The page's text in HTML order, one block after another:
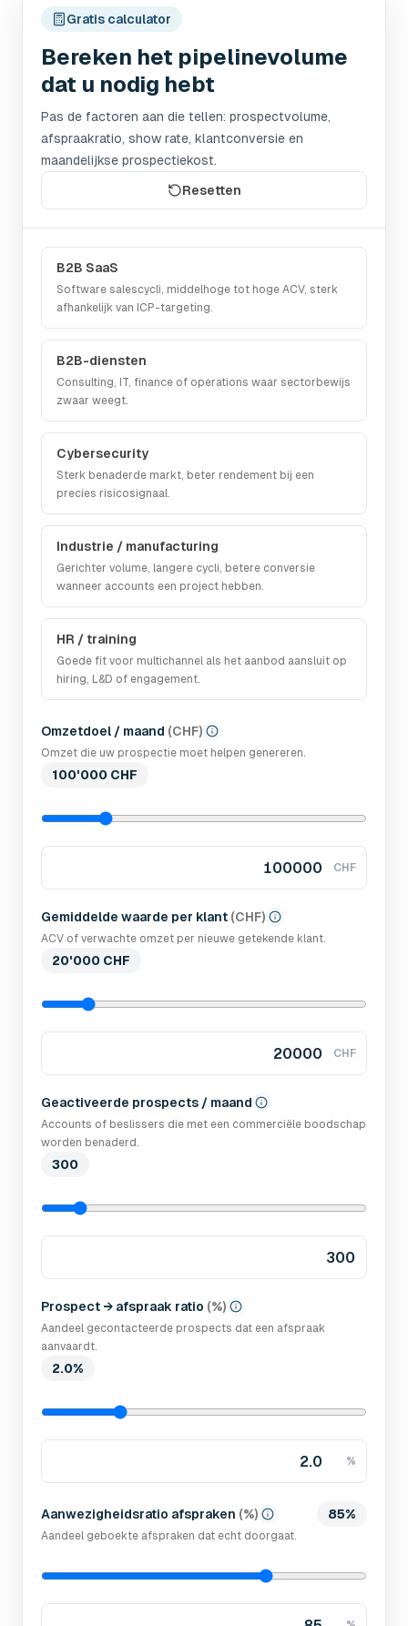
Gratis calculator
Bereken het pipelinevolume
dat u nodig hebt
Pas de factoren aan die tellen: prospectvolume,
afspraakratio, show rate, klantconversie en
maandelijkse prospectiekost.
Resetten
B2B SaaS
Software salescycli, middelhoge tot hoge ACV, sterk
afhankelijk van ICP-targeting.
B2B-diensten
Consulting, IT, finance of operations waar sectorbewijs
zwaar weegt.
Cybersecurity
Sterk benaderde markt, beter rendement bij een
precies risicosignaal.
Industrie / manufacturing
Gerichter volume, langere cycli, betere conversie
wanneer accounts een project hebben.
HR / training
Goede fit voor multichannel als het aanbod aansluit op
hiring, L&D of engagement.
Omzetdoel / maand (CHF)
Omzet die uw prospectie moet helpen genereren.
100'000 CHF
CHF
Gemiddelde waarde per klant (CHF)
ACV of verwachte omzet per nieuwe getekende klant.
20'000 CHF
CHF
Geactiveerde prospects / maand
Accounts of beslissers die met een commerciële boodschap
worden benaderd.
300
Prospect → afspraak ratio (%)
Aandeel gecontacteerde prospects dat een afspraak
aanvaardt.
2.0%
%
Aanwezigheidsratio afspraken (%)
Aandeel geboekte afspraken dat echt doorgaat.
85%